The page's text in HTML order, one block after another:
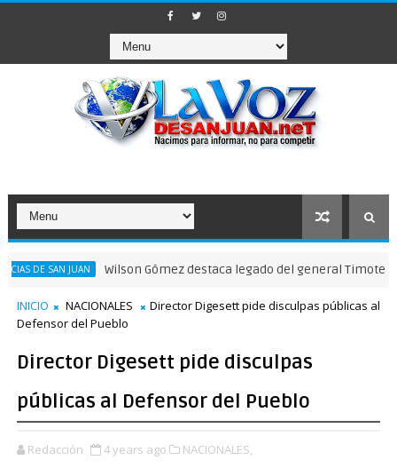
JUAN Wilson Gómez destaca legado del general Timoteo Ogando
INICIO NACIONALES
Director Digesett pide disculpas públicas al
Defensor del Pueblo
Director Digesett pide disculpas
públicas al Defensor del Pueblo
Redacción 4 years ago NACIONALES,